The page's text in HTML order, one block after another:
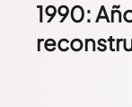
1990: